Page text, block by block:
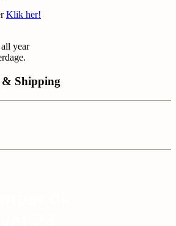
Klik her!
year
& Shipping